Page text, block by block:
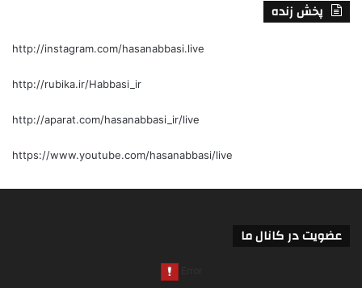
پخش زنده
http://instagram.com/hasanabbasi.live
http://rubika.ir/Habbasi_ir
http://aparat.com/hasanabbasi_ir/live
https://www.youtube.com/hasanabbasi/live
عضویت در کانال ما